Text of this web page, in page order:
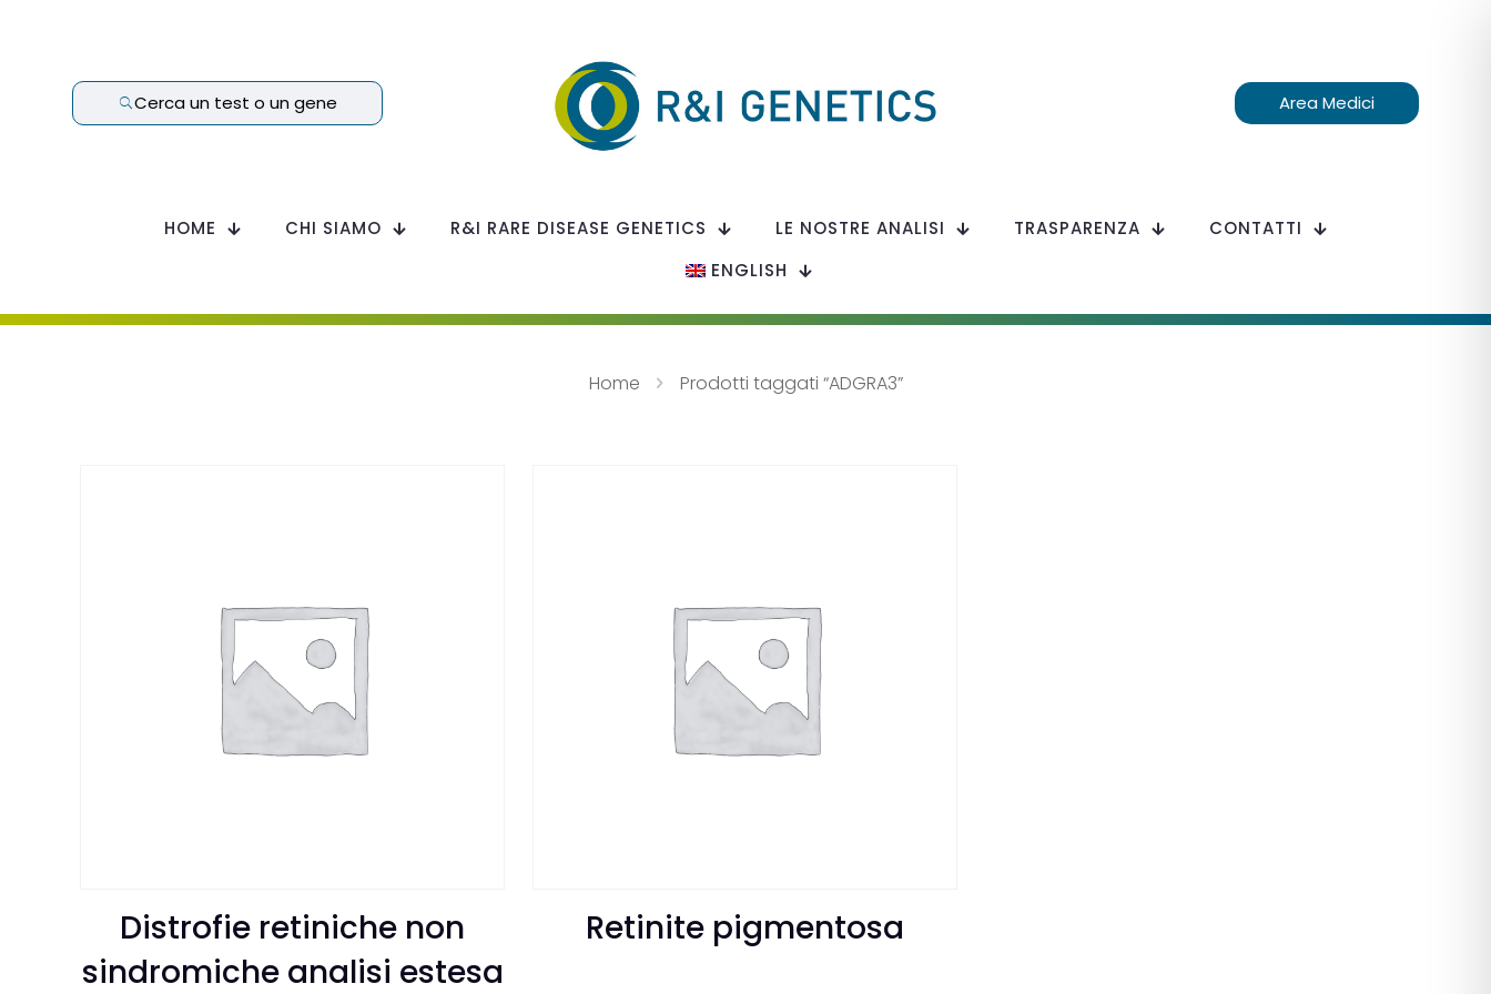
Cerca un test o un gene Area Medici
HOME CHI SIAMO R&I RARE DISEASE GENETICS LE NOSTRE ANALISI TRASPARENZA
CONTATTI
ENGLISH
Home Prodotti taggati “ADGRA3”
Distrofie retiniche non
sindromiche analisi estesa
Retinite pigmentosa